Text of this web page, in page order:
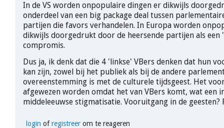
In de VS worden onpopulaire dingen er dikwijls
onderdeel van een big package deal tussen
partijen die favors verhandelen. In Europa worden
dikwijls doorgedrukt door de heersende partijen als
compromis.
Dus ja, ik denk dat die 4 'linkse' VBers denken dat hun
kan zijn, zowel bij het publiek als bij de andere
overeenstemming is met de culturele tijdsgeest. Het
afgewezen worden omdat het van VBers komt, wat een
middeleeuwse stigmatisatie. Vooruitgang in de geesten?
login ofregistreerom te reageren